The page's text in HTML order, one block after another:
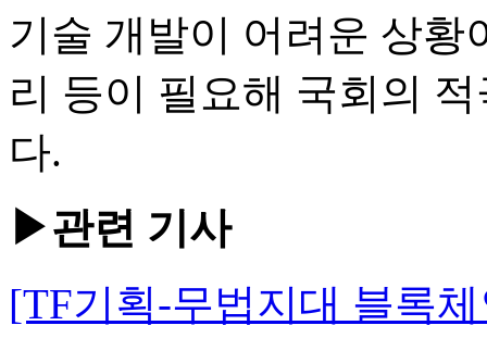
기술 개발이 어려운 상황
리 등이 필요해 국회의
다.
▶관련 기사
[TF기획-무법지대 블록